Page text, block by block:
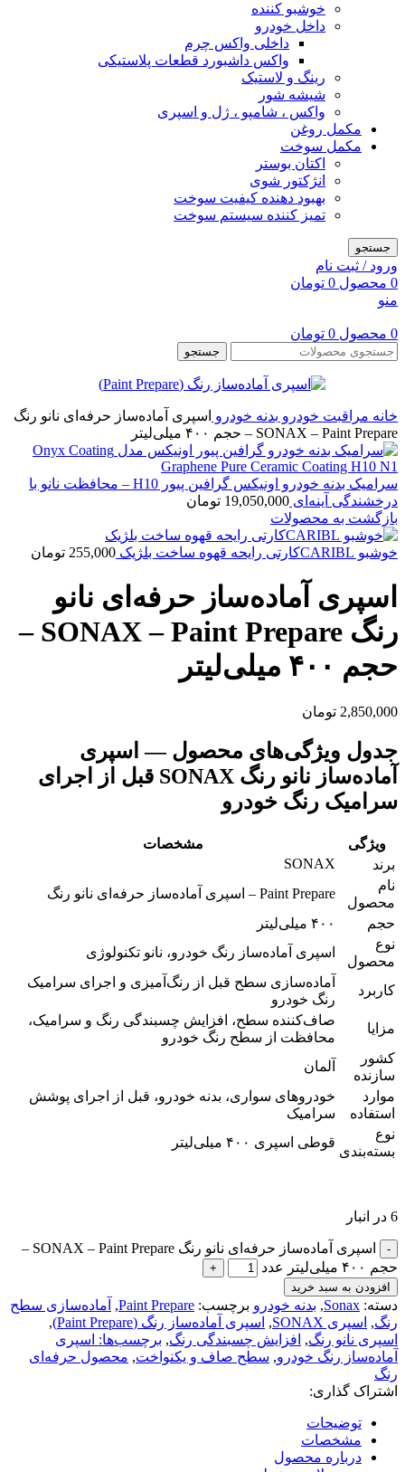
خوشبو کننده
داخل خودرو
داخلی واکس چرم
واکس داشبورد قطعات پلاستیکی
رینگ و لاستیک
شیشه شور
واکس ، شامپو ، ژل و اسپری
مکمل روغن
مکمل سوخت
اکتان بوستر
انژکتور شوی
بهبود دهنده کیفیت سوخت
تمیز کننده سیستم سوخت
جستجو
ورود / ثبت نام
0 محصول 0 تومان
منو
0 محصول 0 تومان
جستجو
خانه مراقبت خودرو بدنه خودرو اسپری آماده‌ساز حرفه‌ای نانو رنگ
SONAX – Paint Prepare – حجم ۴۰۰ میلی‌لیتر
سرامیک بدنه خودرو اونیکس گرافین پیور H10 – محافظت نانو با
درخشندگی آینه‌ای 19,050,000 تومان
بازگشت به محصولات
خوشبو CARIBLکارتی رایحه قهوه ساخت بلژیک 255,000 تومان
اسپری آماده‌ساز حرفه‌ای نانو
رنگ SONAX – Paint Prepare –
حجم ۴۰۰ میلی‌لیتر
2,850,000 تومان
جدول ویژگی‌های محصول — اسپری
آماده‌ساز نانو رنگ SONAX قبل از اجرای
سرامیک رنگ خودرو
ویژگی
مشخصات
برند
SONAX
نام
محصول
Paint Prepare – اسپری آماده‌ساز حرفه‌ای نانو رنگ
حجم
۴۰۰ میلی‌لیتر
نوع
محصول
اسپری آماده‌ساز رنگ خودرو، نانو تکنولوژی
کاربرد
آماده‌سازی سطح قبل از رنگ‌آمیزی و اجرای سرامیک
رنگ خودرو
مزایا
صاف‌کننده سطح، افزایش چسبندگی رنگ و سرامیک،
محافظت از سطح رنگ خودرو
کشور
سازنده
آلمان
موارد
استفاده
خودروهای سواری، بدنه خودرو، قبل از اجرای پوشش
سرامیک
نوع
بسته‌بندی
قوطی اسپری ۴۰۰ میلی‌لیتر
6 در انبار
اسپری آماده‌ساز حرفه‌ای نانو رنگ SONAX – Paint Prepare –
حجم ۴۰۰ میلی‌لیتر عدد
افزودن به سبد خرید
دسته: Sonax
, بدنه خودرو برچسب: Paint Prepare
, آماده‌سازی سطح
رنگ, اسپری SONAX , اسپری آماده‌ساز رنگ (Paint Prepare)
,
اسپری نانو رنگ, افزایش چسبندگی رنگ, برچسب‌ها: اسپری
آماده‌ساز رنگ خودرو, سطح صاف و یکنواخت, محصول حرفه‌ای
رنگ
اشتراک گذاری:
توضیحات
مشخصات
درباره محصول